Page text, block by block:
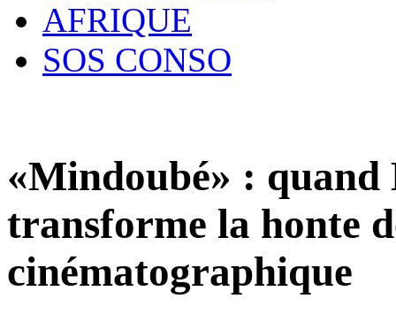
AFRIQUE
SOS CONSO
«Mindoubé» :
transforme la honte
cinématographique